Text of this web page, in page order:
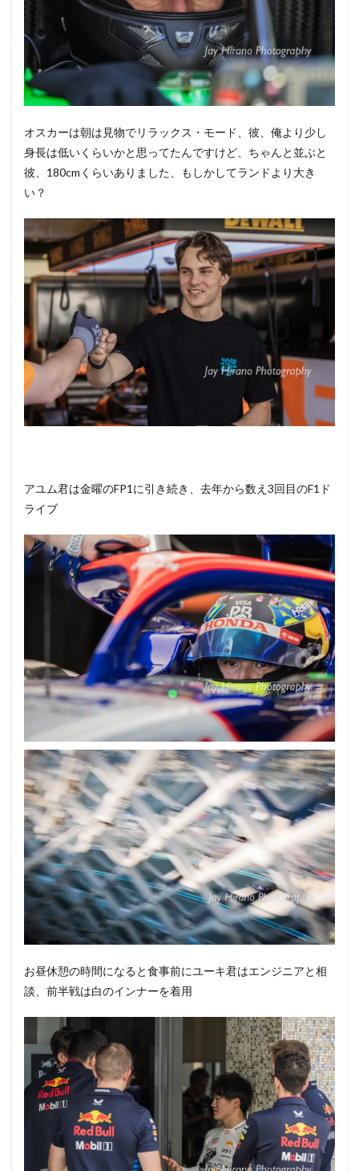
オスカーは朝は見物でリラックス・モード、彼、俺より少し
身長は低いくらいかと思ってたんですけど、ちゃんと並ぶと
彼、180cmくらいありました、もしかしてランドより大き
い？
アユム君は金曜のFP1に引き続き、去年から数え3回目のF1ド
ライブ
お昼休憩の時間になると食事前にユーキ君はエンジニアと相
談、前半戦は白のインナーを着用